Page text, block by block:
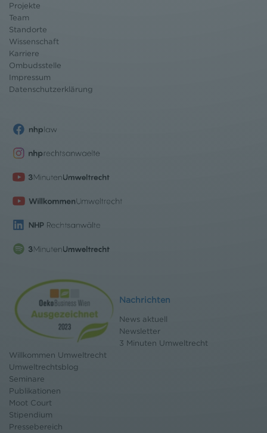
Projekte
Team
Standorte
Wissenschaft
Karriere
Ombudsstelle
Impressum
Datenschutzerklärung
Nachrichten
News aktuell
Newsletter
3 Minuten Umweltrecht
Willkommen Umweltrecht
Umweltrechtsblog
Seminare
Publikationen
Moot Court
Stipendium
Pressebereich